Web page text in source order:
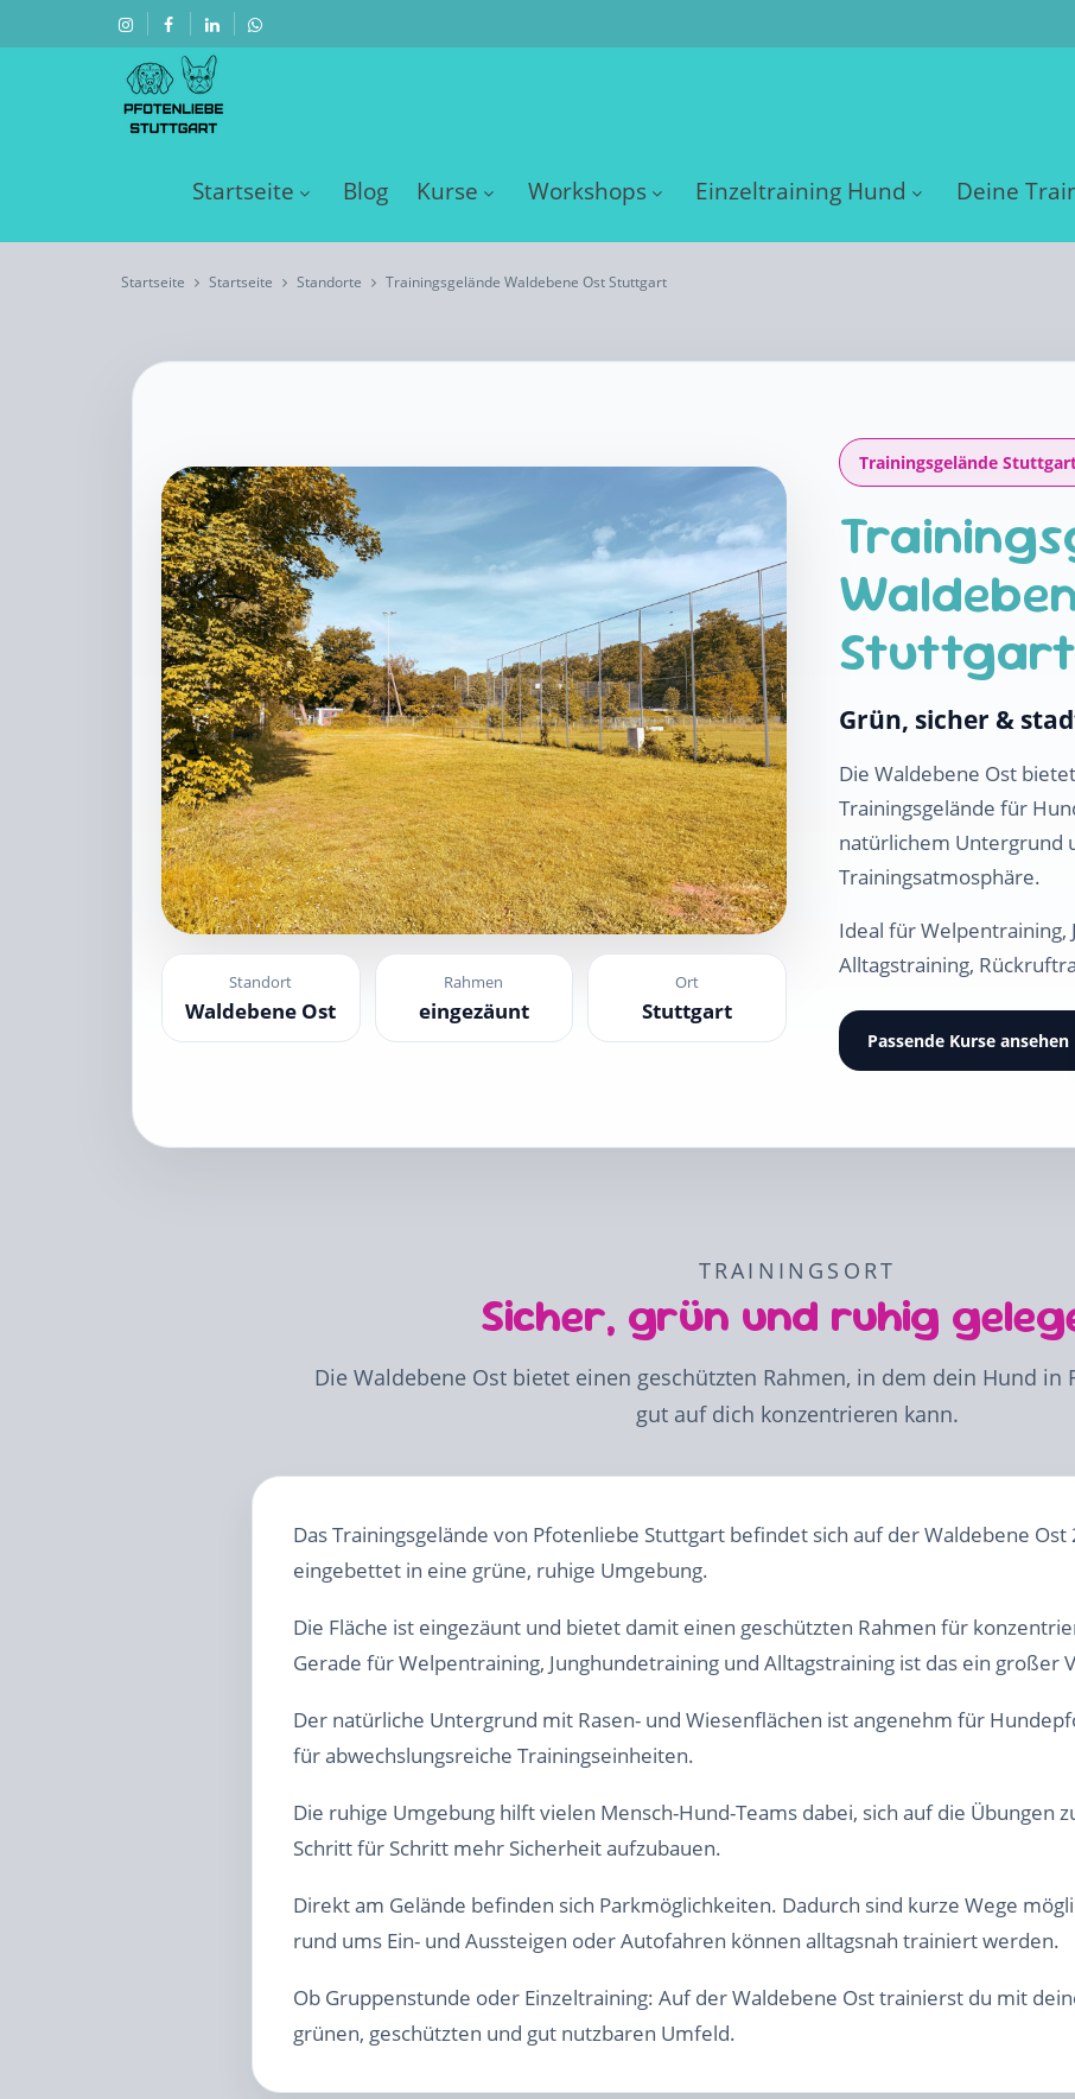
Startseite Blog Kurse Workshops Einzeltraining Hund Deine
Startseite Startseite Standorte Trainingsgelände Waldebene Ost Stuttgart
Standort
Waldebene Ost
Rahmen
eingezäunt
Ort
Stuttgart
Trainingsgelände
Stuttgart
Grün, sicher &
Die Waldebene Ost
Trainingsgelände für
natürlichem Untergrund
Trainingsatmosphäre.
Ideal für Welpentraining,
Alltagstraining,
Passende Kurse ansehen
TRAININGSORT
Sicher, grün und ruhig
Die Waldebene Ost bietet einen geschützten Rahmen, in dem dein Hund in
gut auf dich konzentrieren kann.
Das Trainingsgelände von Pfotenliebe Stuttgart befindet sich auf der Waldebene
eingebettet in eine grüne, ruhige Umgebung.
Die Fläche ist eingezäunt und bietet damit einen geschützten Rahmen für
Gerade für Welpentraining, Junghundetraining und Alltagstraining ist das ein großer
Der natürliche Untergrund mit Rasen- und Wiesenflächen ist angenehm für
für abwechslungsreiche Trainingseinheiten.
Die ruhige Umgebung hilft vielen Mensch-Hund-Teams dabei, sich auf die Übungen
Schritt für Schritt mehr Sicherheit aufzubauen.
Direkt am Gelände befinden sich Parkmöglichkeiten. Dadurch sind kurze Wege
rund ums Ein- und Aussteigen oder Autofahren können alltagsnah trainiert werden.
Ob Gruppenstunde oder Einzeltraining: Auf der Waldebene Ost trainierst du mit
grünen, geschützten und gut nutzbaren Umfeld.